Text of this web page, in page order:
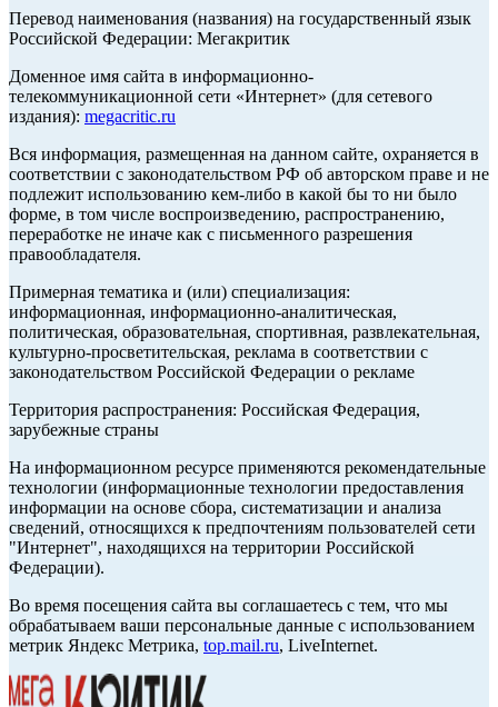
Перевод наименования (названия) на государственный язык
Российской Федерации: Мегакритик
Доменное имя сайта в информационно-
телекоммуникационной сети «Интернет» (для сетевого
издания): megacritic.ru
Вся информация, размещенная на данном сайте, охраняется в
соответствии с законодательством РФ об авторском праве и не
подлежит использованию кем-либо в какой бы то ни было
форме, в том числе воспроизведению, распространению,
переработке не иначе как с письменного разрешения
правообладателя.
Примерная тематика и (или) специализация:
информационная, информационно-аналитическая,
политическая, образовательная, спортивная, развлекательная,
культурно-просветительская, реклама в соответствии с
законодательством Российской Федерации о рекламе
Территория распространения: Российская Федерация,
зарубежные страны
На информационном ресурсе применяются рекомендательные
технологии (информационные технологии предоставления
информации на основе сбора, систематизации и анализа
сведений, относящихся к предпочтениям пользователей сети
"Интернет", находящихся на территории Российской
Федерации).
Во время посещения сайта вы соглашаетесь с тем, что мы
обрабатываем ваши персональные данные с использованием
метрик Яндекс Метрика, top.mail.ru, LiveInternet.